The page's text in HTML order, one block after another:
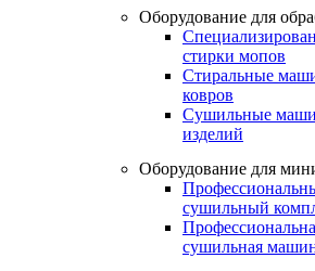
Оборудование для
стирки мопов
Стиральные
ковров
Сушильные
изделий
Оборудование для
сушильный
сушильная